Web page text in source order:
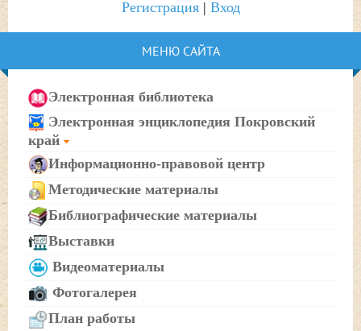
Регистрация| Вход
МЕНЮ САЙТА
Электронная библиотека
Электронная энциклопедия Покровский
край
Информационно-правовой центр
Методические материалы
Библиографические материалы
Выставки
Видеоматериалы
Фотогалерея
План работы